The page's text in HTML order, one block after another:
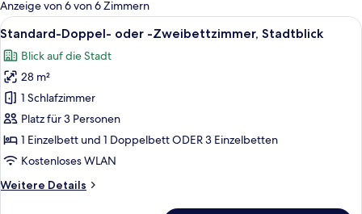
Zimmer
Anzeige von 6 von 6 Zimmern
Alle
Fotos
für
Standard-
Doppel-
oder
-
Zweibettzimmer,
anzeigen
Ein Hotelzimmer mit zwei Betten,
5
Standard-Doppel- oder -Zweibettzimmer, Stadtblick
Blick auf die Stadt
28 m²
1 Schlafzimmer
Platz für 3 Personen
1 Einzelbett und 1 Doppelbett ODER 3 Einzelbetten
Kostenloses WLAN
Weitere Details
Weitere